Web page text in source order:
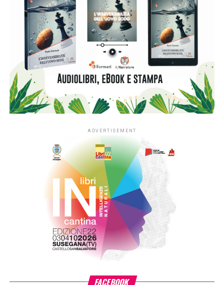
Carola Susani, José Tolentino de Mendonça, Paola Turci,
Ida Travi, Davide Toffoli, Jean-Charles Vegliante, Beatrice
La giornata inizierà con “Caro poeta”, appuntamento
dedicato alle scuole, durante il quale Nicola Bultrini,
Emanuele Franceschetti e Sacha Piersanti incontreranno
gli studenti dei licei Niccolò Machiavelli, Vittoria Colonna e
Tullio Levi Civita, protagonisti di un percorso poetico
sviluppato nel corso dell’anno.
Gli incontri dedicati alla poesia internazionale, dal titolo
cardinale portoghese José Tolentino de Mendonça, il
poeta bulgaro Vladimir Sabourín, la poetessa olandese
Ellen Deckwitz, la poetessa svedese Linnea Axelsson, lo
scrittore e poeta austriaco Raoul Schrott. Si andrà poi in
Giappone attraverso l’opera di Koike Masayo, in Francia
con Jean-Charles Vegliante e in Gran Bretagna con Hannah
Le presentazioni saranno a cura di Alessandra Bertuccelli,
Carmen Gallo, Junko Homma, Federico Italiano, Francesco
Lioce, Maria Cristina Lombardi, Vincenzo Mascolo.
Saranno rappresentate le diverse modalità di fare poesia
in penna”, dedicati alla poesia italiana contemporanea.